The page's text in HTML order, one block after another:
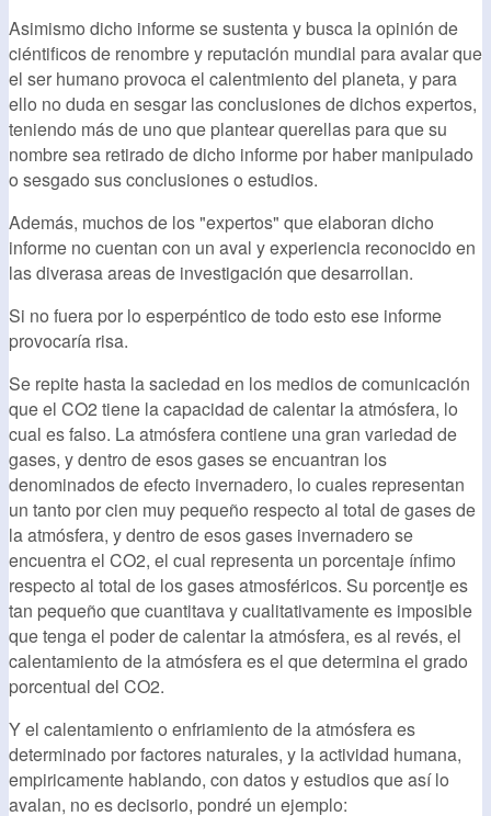
Asimismo dicho informe se sustenta y busca la opinión de
ciéntificos de renombre y reputación mundial para avalar que
el ser humano provoca el calentmiento del planeta, y para
ello no duda en sesgar las conclusiones de dichos expertos,
teniendo más de uno que plantear querellas para que su
nombre sea retirado de dicho informe por haber manipulado
o sesgado sus conclusiones o estudios.
Además, muchos de los "expertos" que elaboran dicho
informe no cuentan con un aval y experiencia reconocido en
las diverasa areas de investigación que desarrollan.
Si no fuera por lo esperpéntico de todo esto ese informe
provocaría risa.
Se repite hasta la saciedad en los medios de comunicación
que el CO2 tiene la capacidad de calentar la atmósfera, lo
cual es falso. La atmósfera contiene una gran variedad de
gases, y dentro de esos gases se encuantran los
denominados de efecto invernadero, lo cuales representan
un tanto por cien muy pequeño respecto al total de gases de
la atmósfera, y dentro de esos gases invernadero se
encuentra el CO2, el cual representa un porcentaje ínfimo
respecto al total de los gases atmosféricos. Su porcentje es
tan pequeño que cuantitava y cualitativamente es imposible
que tenga el poder de calentar la atmósfera, es al revés, el
calentamiento de la atmósfera es el que determina el grado
porcentual del CO2.
Y el calentamiento o enfriamiento de la atmósfera es
determinado por factores naturales, y la actividad humana,
empiricamente hablando, con datos y estudios que así lo
avalan, no es decisorio, pondré un ejemplo: